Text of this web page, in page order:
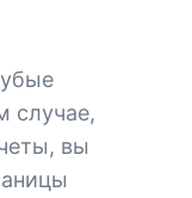
случае,
вы